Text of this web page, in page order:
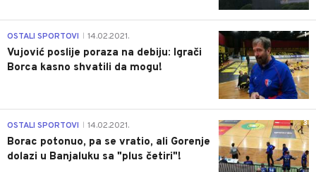
1
OSTALI SPORTOVI 14.02.2021.
Vujović poslije poraza na debiju: Igrači
Borca kasno shvatili da mogu!
3
OSTALI SPORTOVI 14.02.2021.
Borac potonuo, pa se vratio, ali Gorenje
dolazi u Banjaluku sa "plus četiri"!